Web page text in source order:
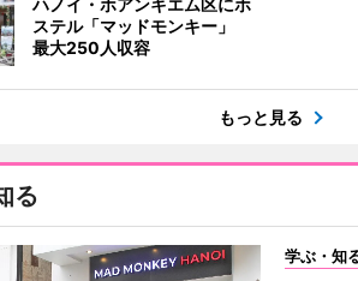
ハノイ・ホアンキエム区にホ
ステル「マッドモンキー」
最大250人収容
もっと見る
る
学ぶ・知